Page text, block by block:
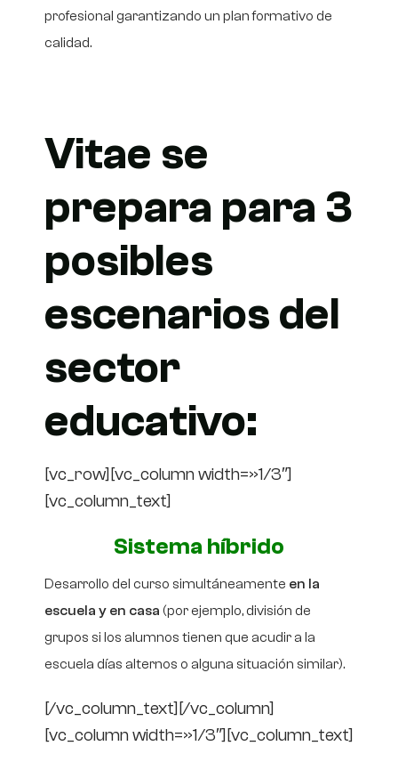
profesional garantizando un plan formativo de
calidad.
Vitae se
prepara para 3
posibles
escenarios del
sector
educativo:
[vc_row][vc_column width=»1/3″]
[vc_column_text]
Sistema híbrido
Desarrollo del curso simultáneamente en la
escuela y en casa (por ejemplo, división de
grupos si los alumnos tienen que acudir a la
escuela días alternos o alguna situación similar).
[/vc_column_text][/vc_column]
[vc_column width=»1/3″][vc_column_text]